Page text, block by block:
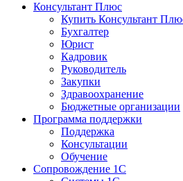
Консультант Плюс
Купить Консультант
Бухгалтер
Юрист
Кадровик
Руководитель
Закупки
Здравоохранение
Бюджетные организации
Программа поддержки
Поддержка
Консультации
Обучение
Сопровождение 1С